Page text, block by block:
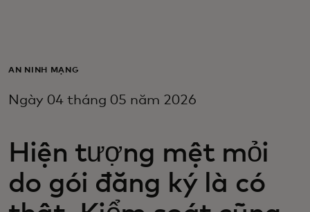
Dành cho doanh nghiệp
Dành cho nhà đổi mới
Tin tức và xu hướng
AN NINH MẠNG
Ngày 04 tháng 05 năm 2026
Hiện tượng mệt mỏi
do gói đăng ký là có